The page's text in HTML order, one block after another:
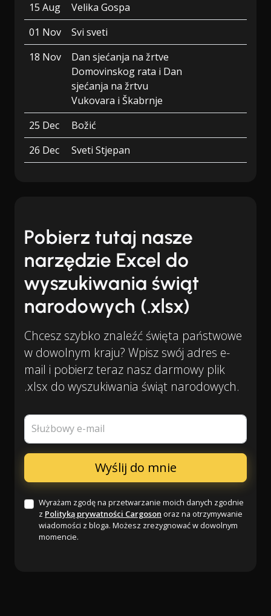
15 Aug
Velika Gospa
01 Nov
Svi sveti
18 Nov
Dan sjećanja na žrtve
Domovinskog rata i Dan
sjećanja na žrtvu
Vukovara i Škabrnje
25 Dec
Božić
26 Dec
Sveti Stjepan
Pobierz tutaj nasze
narzędzie Excel do
wyszukiwania świąt
narodowych (.xlsx)
Chcesz szybko znaleźć święta państwowe
w dowolnym kraju? Wpisz swój adres e-
mail i pobierz teraz nasz darmowy plik
.xlsx do wyszukiwania świąt narodowych.
Służbowy e-mail
Wyrażam zgodę na przetwarzanie moich danych zgodnie
z Polityką prywatności Cargoson oraz na otrzymywanie
wiadomości z bloga. Możesz zrezygnować w dowolnym
momencie.